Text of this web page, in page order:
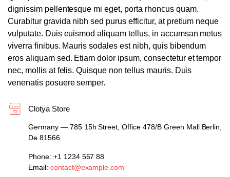
dignissim pellentesque mi eget, porta rhoncus quam.
Curabitur gravida nibh sed purus efficitur, at pretium neque
vulputate. Duis euismod aliquam tellus, in accumsan metus
viverra finibus. Mauris sodales est nibh, quis bibendum
eros aliquam sed. Etiam dolor ipsum, consectetur et tempor
nec, mollis at felis. Quisque non tellus mauris. Duis
venenatis posuere semper.
Clotya Store
Germany — 785 15h Street, Office 478/B Green Mall Berlin,
De 81566
Phone: +1 1234 567 88
Email: contact@example.com